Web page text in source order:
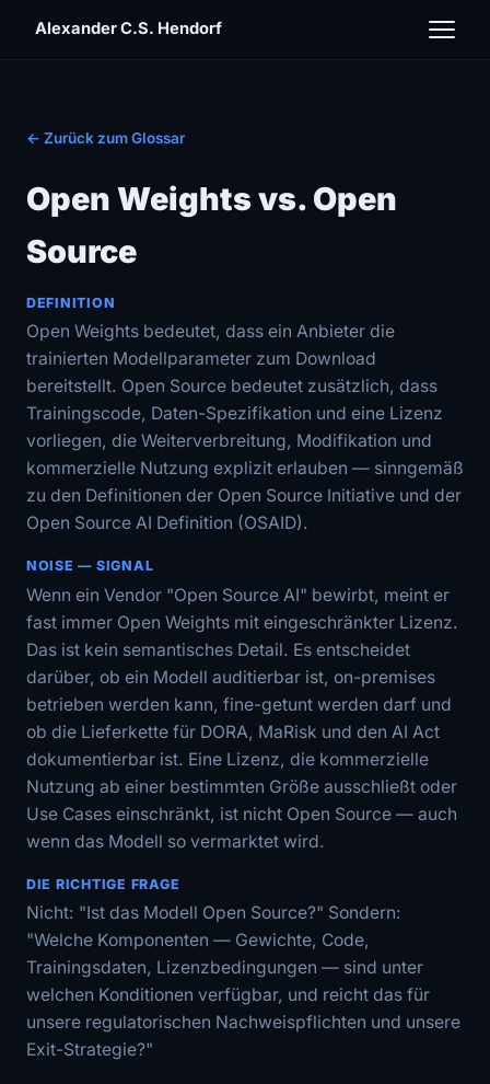
Alexander C.S. Hendorf
← Zurück zum Glossar
Open Weights vs. Open
Source
DEFINITION
Open Weights bedeutet, dass ein Anbieter die
trainierten Modellparameter zum Download
bereitstellt. Open Source bedeutet zusätzlich, dass
Trainingscode, Daten-Spezifikation und eine Lizenz
vorliegen, die Weiterverbreitung, Modifikation und
kommerzielle Nutzung explizit erlauben — sinngemäß
zu den Definitionen der Open Source Initiative und der
Open Source AI Definition (OSAID).
NOISE — SIGNAL
Wenn ein Vendor "Open Source AI" bewirbt, meint er
fast immer Open Weights mit eingeschränkter Lizenz.
Das ist kein semantisches Detail. Es entscheidet
darüber, ob ein Modell auditierbar ist, on-premises
betrieben werden kann, fine-getunt werden darf und
ob die Lieferkette für DORA, MaRisk und den AI Act
dokumentierbar ist. Eine Lizenz, die kommerzielle
Nutzung ab einer bestimmten Größe ausschließt oder
Use Cases einschränkt, ist nicht Open Source — auch
wenn das Modell so vermarktet wird.
DIE RICHTIGE FRAGE
Nicht: "Ist das Modell Open Source?" Sondern:
"Welche Komponenten — Gewichte, Code,
Trainingsdaten, Lizenzbedingungen — sind unter
welchen Konditionen verfügbar, und reicht das für
unsere regulatorischen Nachweispflichten und unsere
Exit-Strategie?"